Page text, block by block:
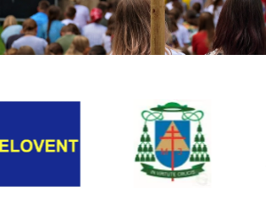
Link otwiera sie w nowej